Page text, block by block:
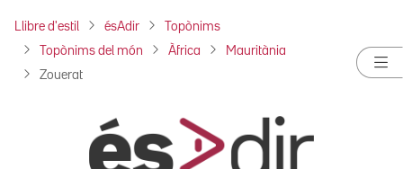
Llibre d'estil ésAdir Topònims
Topònims del món Àfrica Mauritània
Zouerat